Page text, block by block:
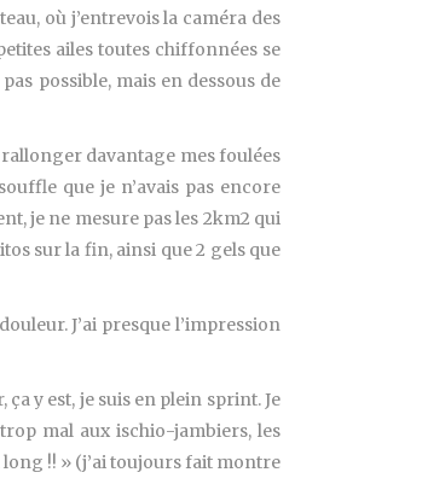
où j’entrevois la caméra des
ailes toutes chiffonnées se
possible, mais en dessous de
rallonger davantage mes foulées
que je n’avais pas encore
je ne mesure pas les 2km2 qui
sur la fin, ainsi que 2 gels que
J’ai presque l’impression
y est, je suis en plein sprint. Je
mal aux ischio-jambiers, les
!! » (j’ai toujours fait montre